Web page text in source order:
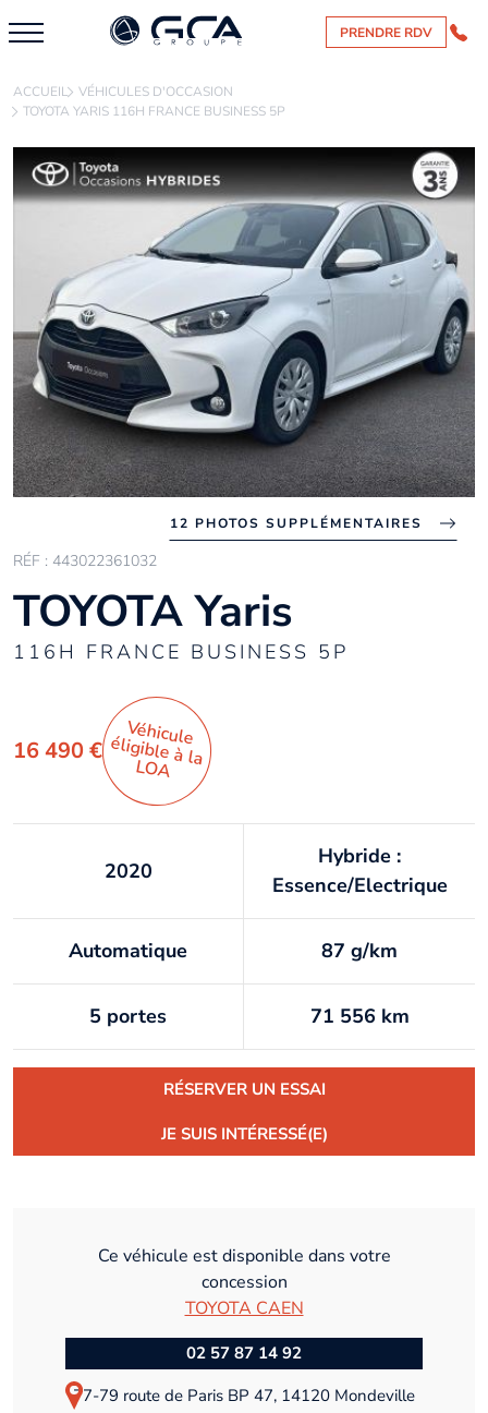
PRENDRE RDV
ACCUEIL VÉHICULES D'OCCASION
TOYOTA YARIS 116H FRANCE BUSINESS 5P
12 PHOTOS SUPPLÉMENTAIRES
RÉF : 443022361032
TOYOTA Yaris
116H FRANCE BUSINESS 5P
16 490 €
Véhicule
éligible à la
LO
A
2020
Hybride :
Essence/Electrique
Automatique 87 g/km
5 portes 71 556 km
RÉSERVER UN ESSAI
JE SUIS INTÉRESSÉ(E)
Ce véhicule est disponible dans votre
concession
TOYOTA CAEN
02 57 87 14 92
77-79 route de Paris BP 47, 14120 Mondeville